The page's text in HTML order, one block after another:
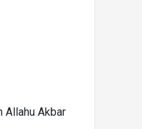
Allahu Akbar